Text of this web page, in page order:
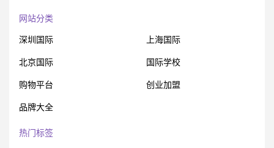
网站分类
深圳国际 上海国际
北京国际 国际学校
购物平台 创业加盟
品牌大全
热门标签